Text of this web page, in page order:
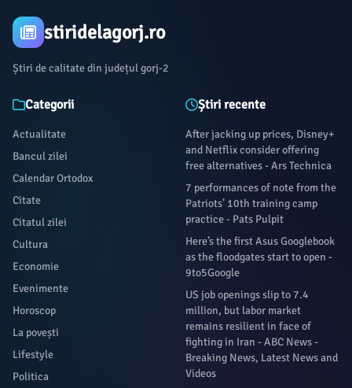
stiridelagorj.ro
Știri de calitate din județul gorj-2
Categorii
Actualitate
Bancul zilei
Calendar Ortodox
Citate
Citatul zilei
Cultura
Economie
Evenimente
Horoscop
La povești
Lifestyle
Politica
Știri recente
After jacking up prices, Disney+
and Netflix consider offering
free alternatives - Ars Technica
7 performances of note from the
Patriots’ 10th training camp
practice - Pats Pulpit
Here’s the first Asus Googlebook
as the floodgates start to open -
9to5Google
US job openings slip to 7.4
million, but labor market
remains resilient in face of
fighting in Iran - ABC News -
Breaking News, Latest News and
Videos